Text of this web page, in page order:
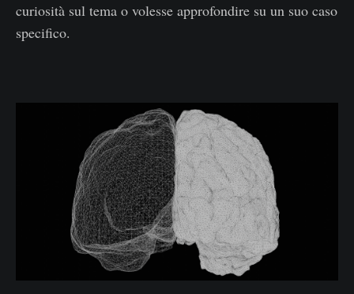
curiosità sul tema o volesse approfondire su un suo caso
specifico.